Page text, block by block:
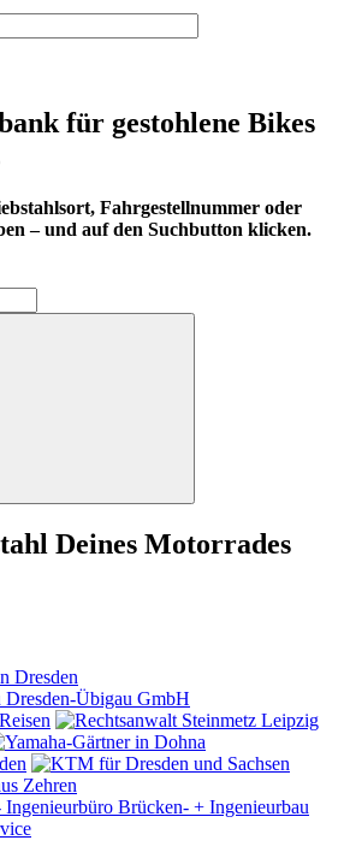
für gestohlene Bikes
Fahrgestellnummer oder
– und auf den Suchbutton klicken.
Suchen
Deines Motorrades